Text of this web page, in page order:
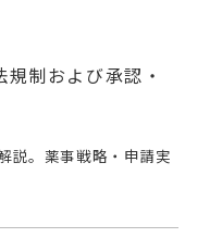
制および承認・
説。薬事戦略・申請実